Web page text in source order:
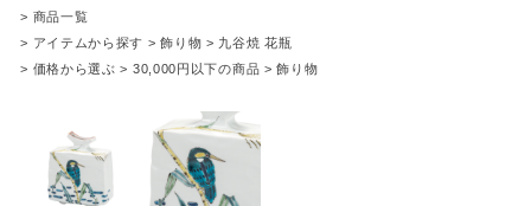
> 商品一覧
> アイテムから探す >飾り物 > 九谷焼 花瓶
> 価格から選ぶ > 30,000円以下の商品 >飾り物